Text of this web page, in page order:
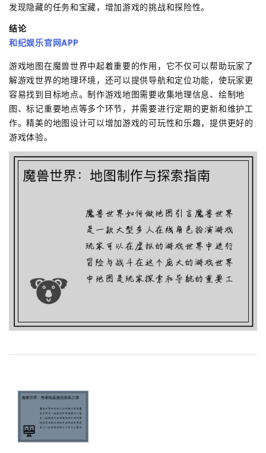
发现隐藏的任务和宝藏，增加游戏的挑战和探险性。
结论
和纪娱乐官网APP
游戏地图在魔兽世界中起着重要的作用，它不仅可以帮助玩家了
解游戏世界的地理环境，还可以提供导航和定位功能，使玩家更
容易找到目标地点。制作游戏地图需要收集地理信息、绘制地
图、标记重要地点等多个环节，并需要进行定期的更新和维护工
作。精美的地图设计可以增加游戏的可玩性和乐趣，提供更好的
游戏体验。